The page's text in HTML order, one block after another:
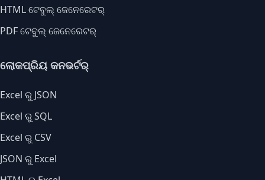
HTML ଟେବୁଲ୍ ଜେନେରେଟର୍
PDF ଟେବୁଲ୍ ଜେନେରେଟର୍
ଲୋକପ୍ରିୟ କନଭର୍ଟର୍
Excel ରୁ JSON
Excel ରୁ SQL
Excel ରୁ CSV
JSON ରୁ Excel